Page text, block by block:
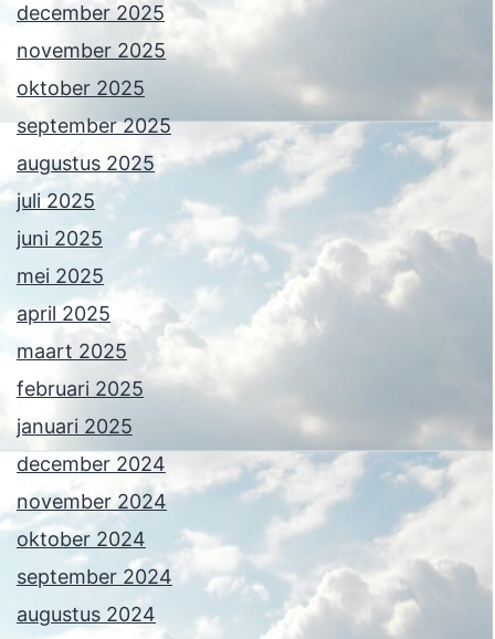
december 2025
november 2025
oktober 2025
september 2025
augustus 2025
juli 2025
juni 2025
mei 2025
april 2025
maart 2025
februari 2025
januari 2025
december 2024
november 2024
oktober 2024
september 2024
augustus 2024